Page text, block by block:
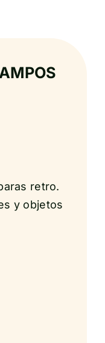
retro.
y objetos